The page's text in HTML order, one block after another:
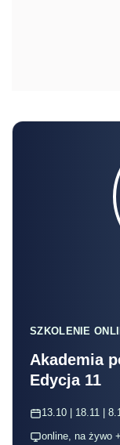
SZKOLENIE
Akademia
Edycja 11
13.10 | 18.11 |
online, na żywo